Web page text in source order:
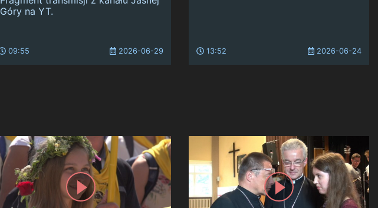
Góry na YT.
09:55 2026-06-29 13:52 2026-06-24